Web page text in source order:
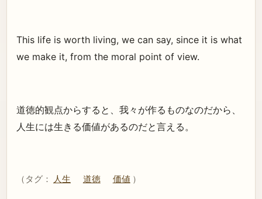
This life is worth living, we can say, since it is what
we make it, from the moral point of view.
道徳的観点からすると、我々が作るものなのだから、
人生には生きる価値があるのだと言える。
（タグ： 人生 道徳 価値 ）